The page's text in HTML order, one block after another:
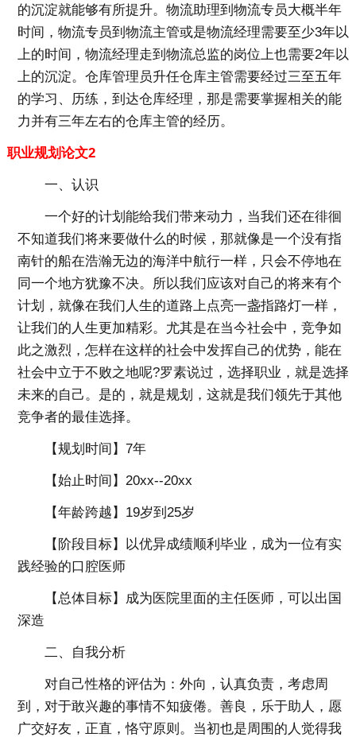
的沉淀就能够有所提升。物流助理到物流专员大概半年
时间，物流专员到物流主管或是物流经理需要至少3年以
上的时间，物流经理走到物流总监的岗位上也需要2年以
上的沉淀。仓库管理员升任仓库主管需要经过三至五年
的学习、历练，到达仓库经理，那是需要掌握相关的能
力并有三年左右的仓库主管的经历。
职业规划论文2
一、认识
一个好的计划能给我们带来动力，当我们还在徘徊
不知道我们将来要做什么的时候，那就像是一个没有指
南针的船在浩瀚无边的海洋中航行一样，只会不停地在
同一个地方犹豫不决。所以我们应该对自己的将来有个
计划，就像在我们人生的道路上点亮一盏指路灯一样，
让我们的人生更加精彩。尤其是在当今社会中，竞争如
此之激烈，怎样在这样的社会中发挥自己的优势，能在
社会中立于不败之地呢?罗素说过，选择职业，就是选择
未来的自己。是的，就是规划，这就是我们领先于其他
竞争者的最佳选择。
【规划时间】7年
【始止时间】20xx--20xx
【年龄跨越】19岁到25岁
【阶段目标】以优异成绩顺利毕业，成为一位有实
践经验的口腔医师
【总体目标】成为医院里面的主任医师，可以出国
深造
二、自我分析
对自己性格的评估为：外向，认真负责，考虑周
到，对于敢兴趣的事情不知疲倦。善良，乐于助人，愿
广交好友，正直，恪守原则。当初也是周围的人觉得我